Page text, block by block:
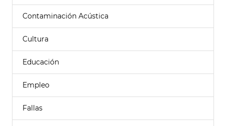
Contaminación Acústica
Cultura
Educación
Empleo
Fallas